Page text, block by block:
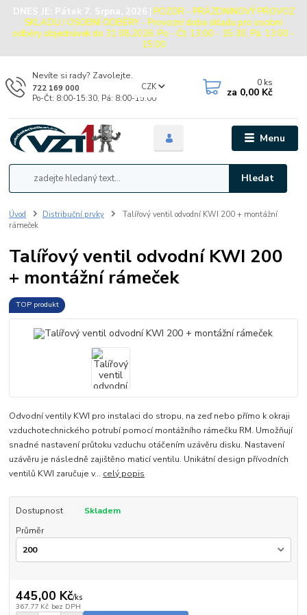
DNES JE: Pátek 7. Srpna, 2026 | POZOR - PRÁZDNINOVÝ PROVOZ
SKLADU / OSOBNÍ ODBĚRY - Provozní doba skladu pro osobní
odběry objednávek do 31.08.2026: Po - Čt: 13:00 - 15:30, Pá: 13:00 -
15:00
Menu
CZK
Hledat
Nevíte si rady? Zavolejte.
722 169 000
Po-Čt: 8:00-15:30, Pá: 8:00-15:00
0 ks
za 0,00 Kč
Úvod Distribuční prvky
Talířový ventil odvodní KWI 200 + montážní
rámeček
Talířový ventil odvodní KWI 200
+ montážní rámeček
TOP produkt
Odvodní ventily KWI pro instalaci do stropu, na zeď nebo přímo k okraji
vzduchotechnického potrubí pomocí montážního rámečku RM. Umožňují
snadné nastavení průtoku vzduchu otáčením uzávěru disku. Nastavení
uzávěru je následně zajištěno maticí ventilu. Unikátní design přívodních
ventilů KWI zaručuje v... celý popis
Dostupnost
Skladem
Průměr
445,00 Kč/ks
367,77 Kč bez DPH